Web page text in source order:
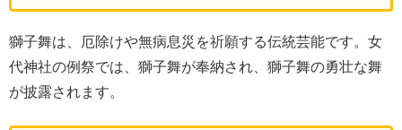
獅子舞は、厄除けや無病息災を祈願する伝統芸能です。女
代神社の例祭では、獅子舞が奉納され、獅子舞の勇壮な舞
が披露されます。